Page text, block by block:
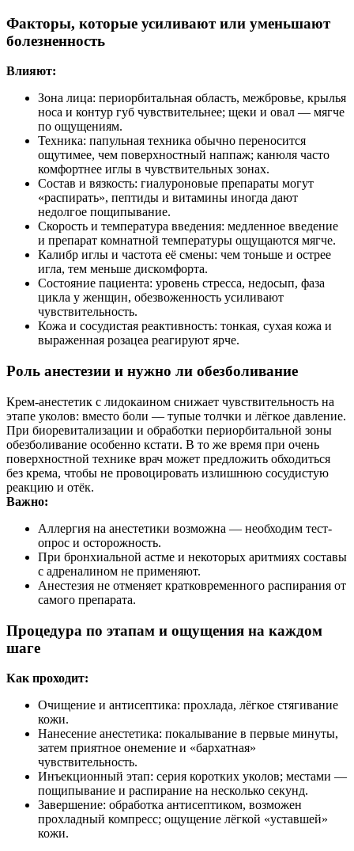
Факторы, которые усиливают или уменьшают
болезненность
Влияют:
Зона лица: периорбитальная область, межбровье, крылья
носа и контур губ чувствительнее; щеки и овал — мягче
по ощущениям.
Техника: папульная техника обычно переносится
ощутимее, чем поверхностный наппаж; канюля часто
комфортнее иглы в чувствительных зонах.
Состав и вязкость: гиалуроновые препараты могут
«распирать», пептиды и витамины иногда дают
недолгое пощипывание.
Скорость и температура введения: медленное введение
и препарат комнатной температуры ощущаются мягче.
Калибр иглы и частота её смены: чем тоньше и острее
игла, тем меньше дискомфорта.
Состояние пациента: уровень стресса, недосып, фаза
цикла у женщин, обезвоженность усиливают
чувствительность.
Кожа и сосудистая реактивность: тонкая, сухая кожа и
выраженная розацеа реагируют ярче.
Роль анестезии и нужно ли обезболивание
Крем-анестетик с лидокаином снижает чувствительность на
этапе уколов: вместо боли — тупые толчки и лёгкое давление.
При биоревитализации и обработки периорбитальной зоны
обезболивание особенно кстати. В то же время при очень
поверхностной технике врач может предложить обходиться
без крема, чтобы не провоцировать излишнюю сосудистую
реакцию и отёк.
Важно:
Аллергия на анестетики возможна — необходим тест-
опрос и осторожность.
При бронхиальной астме и некоторых аритмиях составы
с адреналином не применяют.
Анестезия не отменяет кратковременного распирания от
самого препарата.
Процедура по этапам и ощущения на каждом
шаге
Как проходит:
Очищение и антисептика: прохлада, лёгкое стягивание
кожи.
Нанесение анестетика: покалывание в первые минуты,
затем приятное онемение и «бархатная»
чувствительность.
Инъекционный этап: серия коротких уколов; местами —
пощипывание и распирание на несколько секунд.
Завершение: обработка антисептиком, возможен
прохладный компресс; ощущение лёгкой «уставшей»
кожи.